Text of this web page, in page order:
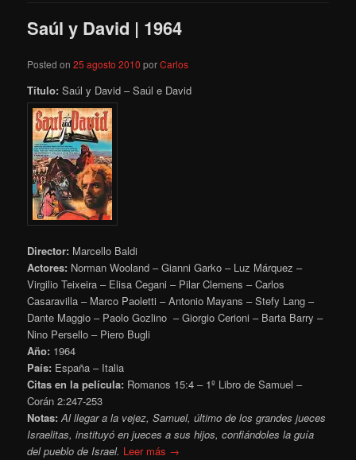
Saúl y David | 1964
Posted on25 agosto 2010 porCarlos
Título: Saúl y David – Saúl e David
Director: Marcello Baldi
Actores: Norman Wooland – Gianni Garko – Luz Márquez –
Virgilio Teixeira – Elisa Cegani – Pilar Clemens – Carlos
Casaravilla – Marco Paoletti – Antonio Mayans – Stefy Lang –
Dante Maggio – Paolo Gozlino – Giorgio Cerioni – Barta Barry –
Nino Persello – Piero Bugli
Año: 1964
País: España – Italia
Citas en la película: Romanos 15:4 – 1º Libro de Samuel –
Corán 2:247-253
Notas:Al llegar a la vejez, Samuel, último de los grandes jueces
Israelitas, instituyó en jueces a sus hijos, confiándoles la guía
del pueblo de Israel. Leer más →